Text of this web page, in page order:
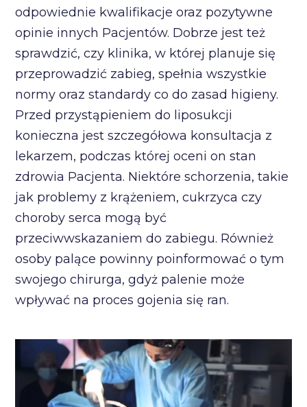
odpowiednie kwalifikacje oraz pozytywne
opinie innych Pacjentów. Dobrze jest też
sprawdzić, czy klinika, w której planuje się
przeprowadzić zabieg, spełnia wszystkie
normy oraz standardy co do zasad higieny.
Przed przystąpieniem do liposukcji
konieczna jest szczegółowa konsultacja z
lekarzem, podczas której oceni on stan
zdrowia Pacjenta. Niektóre schorzenia, takie
jak problemy z krążeniem, cukrzyca czy
choroby serca mogą być
przeciwwskazaniem do zabiegu. Również
osoby palące powinny poinformować o tym
swojego chirurga, gdyż palenie może
wpływać na proces gojenia się ran.